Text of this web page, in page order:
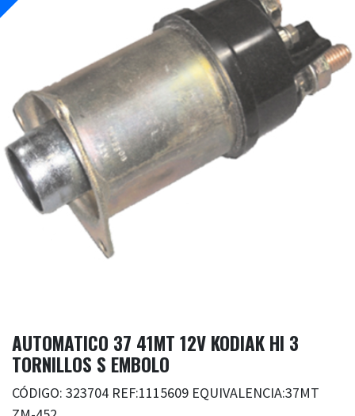
AUTOMATICO 37 41MT 12V KODIAK HI 3
TORNILLOS S EMBOLO
CÓDIGO: 323704 REF:1115609 EQUIVALENCIA:37MT